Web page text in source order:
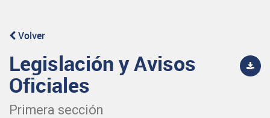
Volver
Legislación y Avisos
Oficiales
Primera sección